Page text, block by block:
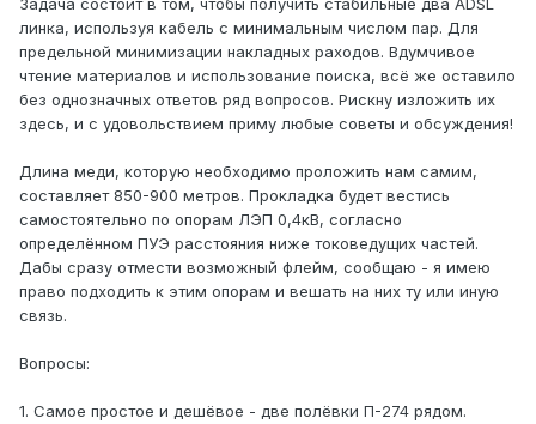
Задача состоит в том, чтобы получить стабильные два ADSL
линка, используя кабель с минимальным числом пар. Для
предельной минимизации накладных раходов. Вдумчивое
чтение материалов и использование поиска, всё же оставило
без однозначных ответов ряд вопросов. Рискну изложить их
здесь, и с удовольствием приму любые советы и обсуждения!
Длина меди, которую необходимо проложить нам самим,
составляет 850-900 метров. Прокладка будет вестись
самостоятельно по опорам ЛЭП 0,4кВ, согласно
определённом ПУЭ расстояния ниже токоведущих частей.
Дабы сразу отмести возможный флейм, сообщаю - я имею
право подходить к этим опорам и вешать на них ту или иную
связь.
Вопросы:
1. Самое простое и дешёвое - две полёвки П-274 рядом.